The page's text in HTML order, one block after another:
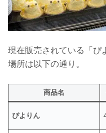
現在販売されている「ぴ
場所は以下の通り。
商品名
ぴよりん